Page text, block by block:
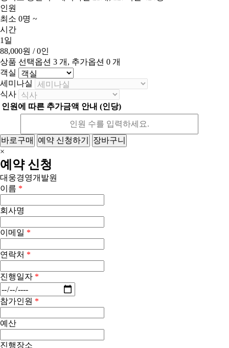
인원
최소 0명 ~
시간
1일
88,000원 / 0인
상품 선택옵션 3 개, 추가옵션 0 개
객실
세미나실
식사
인원에 따른 추가금액 안내 (인당)
바로구매 예약 신청하기
장바구니
×
예약 신청
대웅경영개발원
이름 *
회사명
이메일 *
연락처 *
진행일자 *
참가인원 *
예산
진행장소